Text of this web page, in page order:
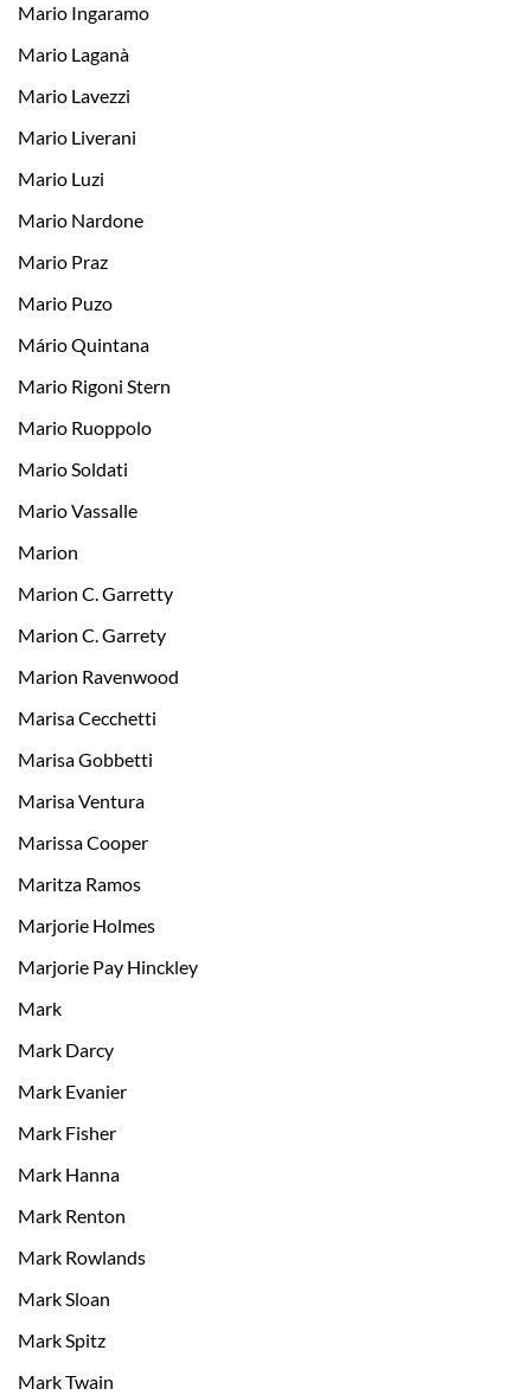
Mario Ingaramo
Mario Laganà
Mario Lavezzi
Mario Liverani
Mario Luzi
Mario Nardone
Mario Praz
Mario Puzo
Mário Quintana
Mario Rigoni Stern
Mario Ruoppolo
Mario Soldati
Mario Vassalle
Marion
Marion C. Garretty
Marion C. Garrety
Marion Ravenwood
Marisa Cecchetti
Marisa Gobbetti
Marisa Ventura
Marissa Cooper
Maritza Ramos
Marjorie Holmes
Marjorie Pay Hinckley
Mark
Mark Darcy
Mark Evanier
Mark Fisher
Mark Hanna
Mark Renton
Mark Rowlands
Mark Sloan
Mark Spitz
Mark Twain